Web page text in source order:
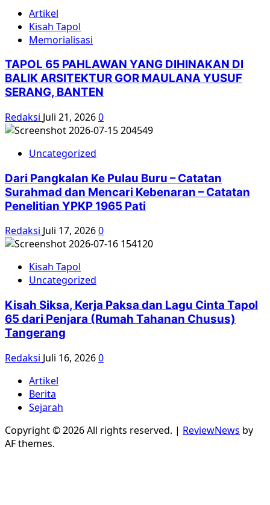
Artikel
Kisah Tapol
Memorialisasi
TAPOL 65 PAHLAWAN YANG DIHINAKAN DI
BALIK ARSITEKTUR GOR MAULANA YUSUF
SERANG, BANTEN
Redaksi Juli 21, 20260
Uncategorized
Dari Pangkalan Ke Pulau Buru – Catatan
Surahmad dan Mencari Kebenaran – Catatan
Penelitian YPKP 1965 Pati
Redaksi Juli 17, 20260
Kisah Tapol
Uncategorized
Kisah Siksa, Kerja Paksa dan Lagu Cinta Tapol
65 dari Penjara (Rumah Tahanan Chusus)
Tangerang
Redaksi Juli 16, 20260
Artikel
Berita
Sejarah
Copyright © 2026 All rights reserved. | ReviewNews by
AF themes.